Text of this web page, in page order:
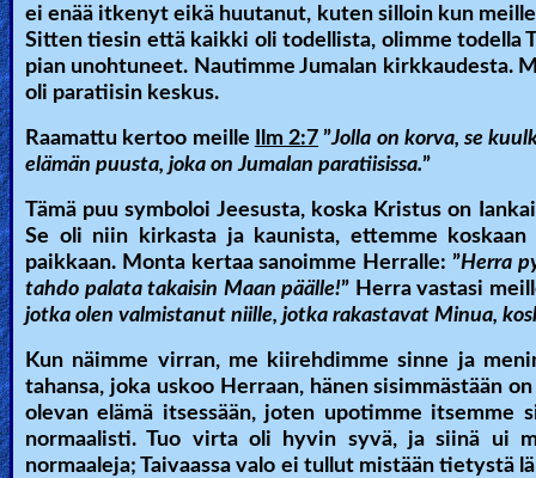
🎞
Kids
Videos
🎞
Worship
Music
🎞
Vids
for
New
Believers
ei enää itkenyt eikä huutanut, kuten silloin kun
Sitten tiesin että kaikki oli todellista, olimme todella
pian unohtuneet. Nautimme Jumalan kirkkaudesta.
oli paratiisin keskus.
Raamattu kertoo meille Ilm 2:7 ”Jolla on korva, se
elämän puusta, joka on Jumalan paratiisissa.”
Tämä puu symboloi Jeesusta, koska Kristus on
Se oli niin kirkasta ja kaunista, ettemme
paikkaan. Monta kertaa sanoimme Herralle: ”Herra
tahdo palata takaisin Maan päälle!” Herra vastasi
jotka olen valmistanut niille, jotka rakastavat Minua,
Kun näimme virran, me kiirehdimme sinne ja
tahansa, joka uskoo Herraan, hänen sisimmästään
olevan elämä itsessään, joten upotimme itsemme
normaalisti. Tuo virta oli hyvin syvä, ja siinä ui
normaaleja; Taivaassa valo ei tullut mistään tietystä